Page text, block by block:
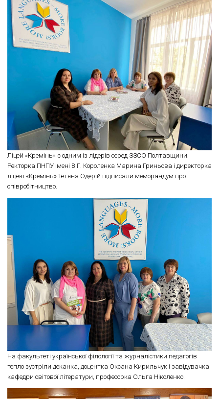
Ліцей «Кремінь» є одним із лідерів серед ЗЗСО Полтавщини.
Ректорка ПНПУ імені В.Г. Короленка Марина Гриньова і директорка
ліцею «Кремінь» Тетяна Одерій підписали меморандум про
співробітництво.
На факультеті української філології та журналістики педагогів
тепло зустріли деканка, доцентка Оксана Кирильчук і завідувачка
кафедри світової літератури, професорка Ольга Ніколенко.